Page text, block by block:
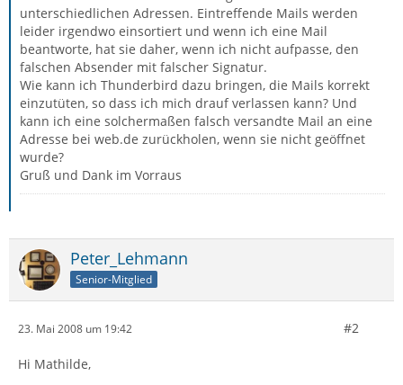
unterschiedlichen Adressen. Eintreffende Mails werden
leider irgendwo einsortiert und wenn ich eine Mail
beantworte, hat sie daher, wenn ich nicht aufpasse, den
falschen Absender mit falscher Signatur.
Wie kann ich Thunderbird dazu bringen, die Mails korrekt
einzutüten, so dass ich mich drauf verlassen kann? Und
kann ich eine solchermaßen falsch versandte Mail an eine
Adresse bei web.de zurückholen, wenn sie nicht geöffnet
wurde?
Gruß und Dank im Vorraus
Peter_Lehmann
Senior-Mitglied
23. Mai 2008 um 19:42 #2
Hi Mathilde,